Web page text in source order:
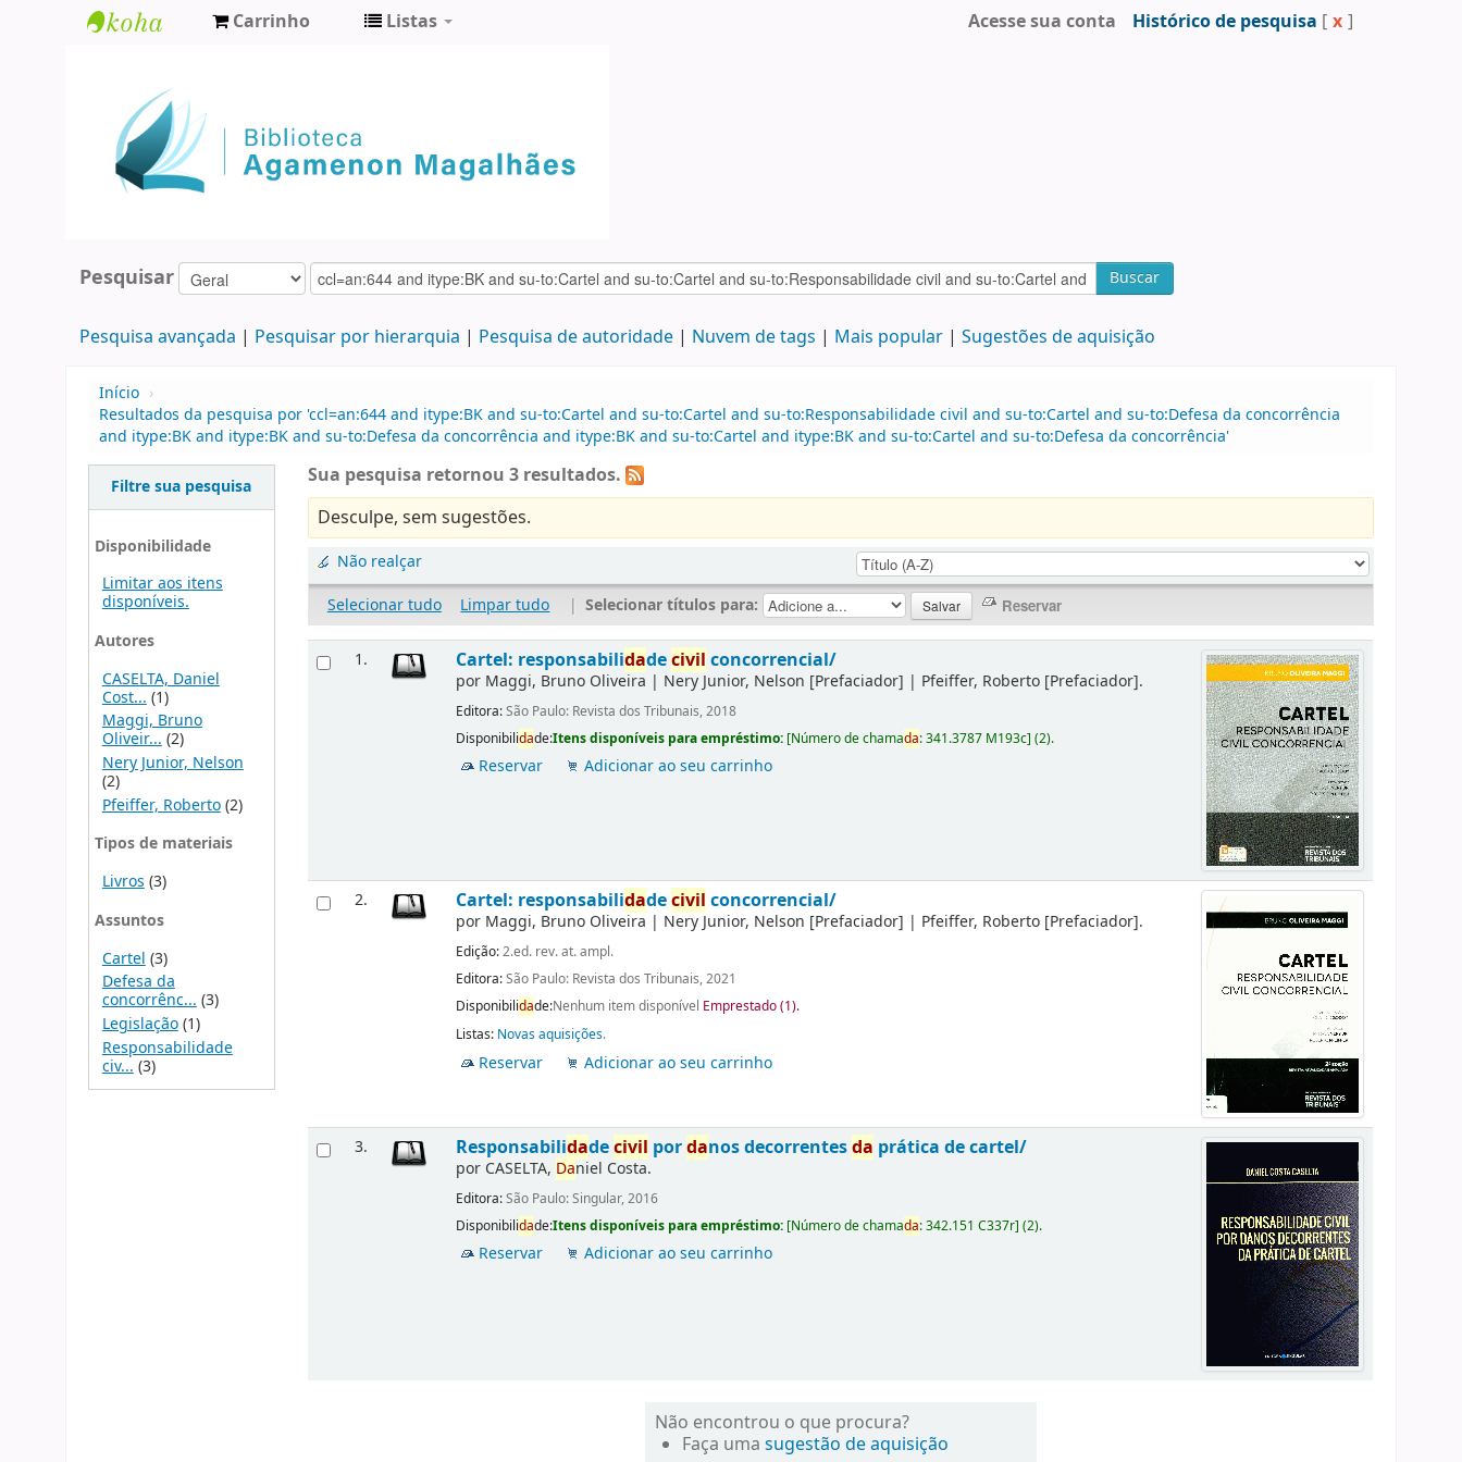
Agamenon
Magalhães
Carrinho Listas Acesse sua conta Histórico de pesquisa [ x ]
Pesquisar Buscar
Pesquisa avançada Pesquisar por hierarquia Pesquisa de autoridade Nuvem de tags Mais popular Sugestões de aquisição
Início ›
Resultados da pesquisa por 'ccl=an:644 and itype:BK and su-to:Cartel and su-to:Cartel and su-to:Responsabilidade civil and su-to:Cartel and su-to:Defesa da concorrência
and itype:BK and itype:BK and su-to:Defesa da concorrência and itype:BK and su-to:Cartel and itype:BK and su-to:Cartel and su-to:Defesa da concorrência'
Filtre sua pesquisa
Disponibilidade
Limitar aos itens
disponíveis.
Autores
CASELTA, Daniel
Cost... (1)
Maggi, Bruno
Oliveir...(2)
Nery Junior, Nelson
(2)
Pfeiffer, Roberto(2)
Tipos de materiais
Livros (3)
Assuntos
Cartel (3)
Defesa da
concorrênc...(3)
Legislação(1)
Responsabilidade
civ... (3)
Sua pesquisa retornou 3 resultados.
Desculpe, sem sugestões.
Não realçar
Selecionar tudo
Limpar tudo | Selecionar títulos para:
1. Cartel: responsabilidadecivil concorrencial/
por Maggi, Bruno Oliveira | Nery Junior, Nelson [Prefaciador] | Pfeiffer, Roberto [Prefaciador].
Editora:São Paulo: Revista dos Tribunais, 2018
Disponibilidade:Itens disponíveis para empréstimo: [Número de chamada:341.3787 M193c](2).
Reservar Adicionar ao seu carrinho
2. Cartel: responsabilidadecivil concorrencial/
por Maggi, Bruno Oliveira | Nery Junior, Nelson [Prefaciador] | Pfeiffer, Roberto [Prefaciador].
Edição:2.ed. rev. at. ampl.
Editora:São Paulo: Revista dos Tribunais, 2021
Disponibilidade:Nenhum item disponível Emprestado (1).
Listas: Novas aquisições.
Reservar Adicionar ao seu carrinho
3. Responsabilidadecivil pordanos decorrentesda prática de cartel/
por CASELTA, Daniel Costa.
Editora:São Paulo: Singular, 2016
Disponibilidade:Itens disponíveis para empréstimo: [Número de chamada:342.151 C337r](2).
Reservar Adicionar ao seu carrinho
Não encontrou o que procura?
Faça uma sugestão de aquisição